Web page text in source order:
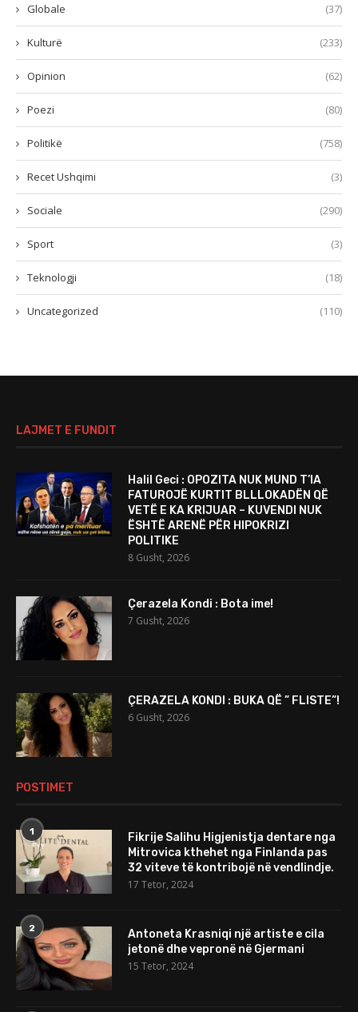
Globale (37)
Kulturë (233)
Opinion (62)
Poezi (80)
Politikë (758)
Recet Ushqimi (3)
Sociale (290)
Sport (3)
Teknologji (18)
Uncategorized (110)
LAJMET E FUNDIT
Halil Geci : OPOZITA NUK MUND T’IA
FATUROJË KURTIT BLLLOKADËN QË
VETË E KA KRIJUAR – KUVENDI NUK
ËSHTË ARENË PËR HIPOKRIZI
POLITIKE
8 Gusht, 2026
Çerazela Kondi : Bota ime!
7 Gusht, 2026
ÇERAZELA KONDI : BUKA QË ” FLISTE”!
6 Gusht, 2026
POSTIMET
1
Fikrije Salihu Higjenistja dentare nga
Mitrovica kthehet nga Finlanda pas
32 viteve të kontribojë në vendlindje.
17 Tetor, 2024
2
Antoneta Krasniqi një artiste e cila
jetonë dhe vepronë në Gjermani
15 Tetor, 2024